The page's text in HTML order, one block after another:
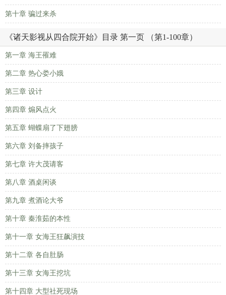
第十章 骗过来杀
《诸天影视从四合院开始》目录 第一页 （第1-100章）
第一章 海王罹难
第二章 热心娄小娥
第三章 设计
第四章 煽风点火
第五章 蝴蝶扇了下翅膀
第六章 刘备摔孩子
第七章 许大茂请客
第八章 酒桌闲谈
第九章 煮酒论大爷
第十章 秦淮茹的本性
第十一章 女海王狂飙演技
第十二章 各自肚肠
第十三章 女海王挖坑
第十四章 大型社死现场